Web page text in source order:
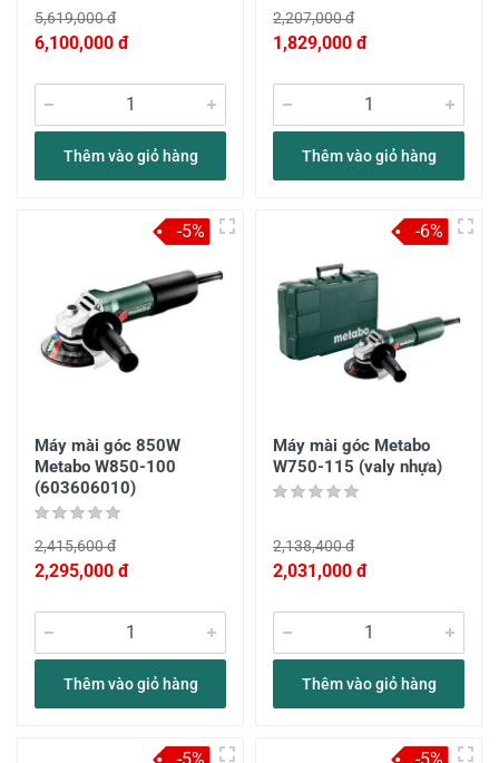
5,619,000 đ
6,100,000 đ
Thêm vào giỏ hàng
2,207,000 đ
1,829,000 đ
Thêm vào giỏ hàng
Máy mài góc 850W
Metabo W850-100
(603606010)
2,415,600 đ
2,295,000 đ
Thêm vào giỏ hàng
-5%
Máy mài góc Metabo
W750-115 (valy nhựa)
2,138,400 đ
2,031,000 đ
Thêm vào giỏ hàng
-6%